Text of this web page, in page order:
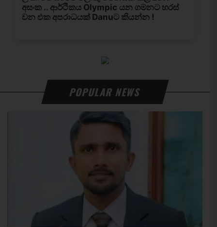
POPULAR NEWS